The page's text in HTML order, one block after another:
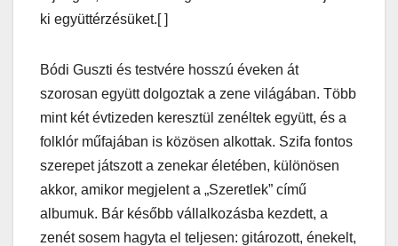
ki együttérzésüket.[ ]
Bódi Guszti és testvére hosszú éveken át
szorosan együtt dolgoztak a zene világában. Több
mint két évtizeden keresztül zenéltek együtt, és a
folklór műfajában is közösen alkottak. Szifa fontos
szerepet játszott a zenekar életében, különösen
akkor, amikor megjelent a „Szeretlek” című
albumuk. Bár később vállalkozásba kezdett, a
zenét sosem hagyta el teljesen: gitározott, énekelt,